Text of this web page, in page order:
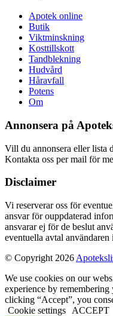
Apotek online
Butik
Viktminskning
Kosttillskott
Tandblekning
Hudvård
Håravfall
Potens
Om
Annonsera på
Vill du annonsera eller lista
Kontakta oss per mail för
Disclaimer
Vi reserverar oss för
ansvar för ouppdaterad
ansvarar ej för de beslut
eventuella avtal användaren
© Copyright 2026
We use cookies on our
experience by
clicking “Accept”, you
Cookie settings
ACCEPT